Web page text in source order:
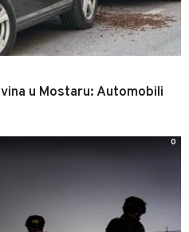
u Mostaru: Automobili
0